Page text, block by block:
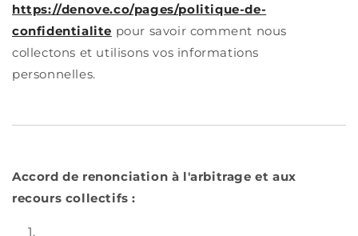
https://denove.co/pages/politique-de-
confidentialite pour savoir comment nous
collectons et utilisons vos informations
personnelles.
Accord de renonciation à l'arbitrage et aux
recours collectifs :